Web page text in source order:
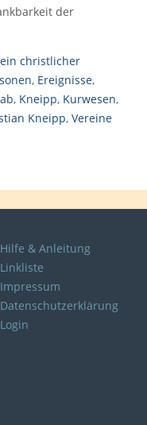
der
christlicher
, Ereignisse,
, Kneipp, Kurwesen,
Kneipp, Vereine
Hilfe & Anleitung
Linkliste
Impressum
Datenschutzerklärung
Login